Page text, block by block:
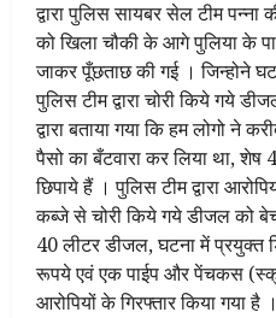
द्वारा पुलिस सायबर सेल टीम
को खिला चौकी के आगे पुलिया के
जाकर पूँछताछ की गई । जिन्होने
पुलिस टीम द्वारा चोरी किये गये
द्वारा बताया गया कि हम लोगो ने
पैसो का बँटवारा कर लिया था,
छिपाये हैं । पुलिस टीम द्वारा
कब्जे से चोरी किये गये डीजल को
40 लीटर डीजल, घटना में प्रयुक्त
रूपये एवं एक पाईप और पेंचकस
आरोपियों के गिरफ्तार किया गया है ।